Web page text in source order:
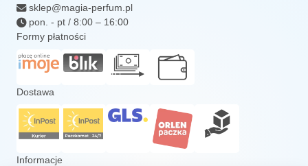
sklep@magia-perfum.pl
pon. - pt / 8:00 – 16:00
Formy płatności
Dostawa
Informacje